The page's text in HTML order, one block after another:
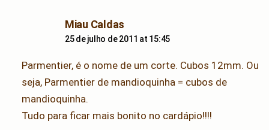
Miau Caldas
25 de julho de 2011 at 15:45
Parmentier, é o nome de um corte. Cubos 12mm. Ou
seja, Parmentier de mandioquinha = cubos de
mandioquinha.
Tudo para ficar mais bonito no cardápio!!!!